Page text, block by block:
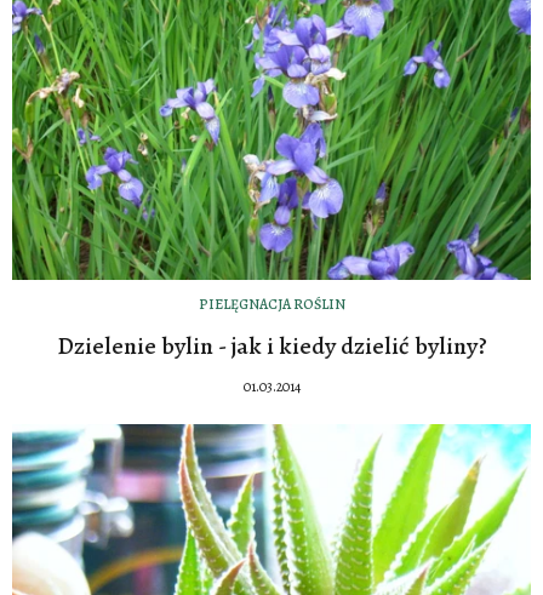
PIELĘGNACJA ROŚLIN
Dzielenie bylin - jak i kiedy dzielić byliny?
01.03.2014